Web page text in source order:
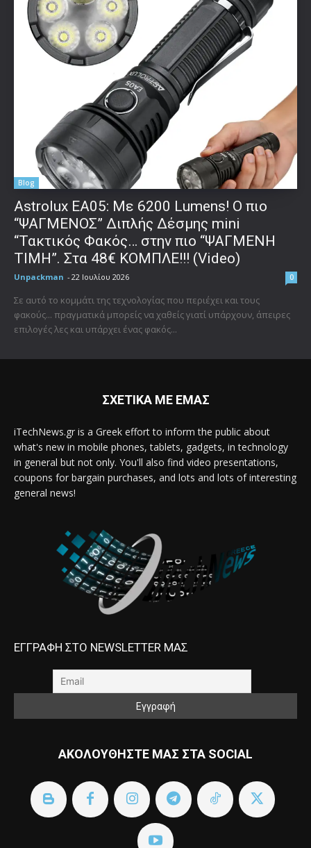
Blog
Astrolux ΕΑ05: Με 6200 Lumens! Ο πιο
“ΨΑΓΜΕΝΟΣ” Διπλής Δέσμης mini
“Τακτικός Φακός… στην πιο “ΨΑΓΜΕΝΗ
ΤΙΜΗ”. Στα 48€ ΚΟΜΠΛΕ!!! (Video)
Unpackman - 22 Ιουλίου 2026 0
Σε αυτό το κομμάτι της τεχνολογίας που περιέχει και τους
φακούς... πραγματικά μπορείς να χαθείς γιατί υπάρχουν, άπειρες
επιλογές λες και υπάρχει ένας φακός...
ΣΧΕΤΙΚΑ ΜΕ ΕΜΑΣ
iTechNews.gr is a Greek effort to inform the public about
what's new in mobile phones, tablets, gadgets, in technology
in general but not only. You'll also find video presentations,
coupons for bargain purchases, and lots and lots of interesting
general news!
ΕΓΓΡΑΦΗ ΣΤΟ NEWSLETTER ΜΑΣ
ΑΚΟΛΟΥΘΗΣΤΕ ΜΑΣ ΣΤΑ SOCIAL